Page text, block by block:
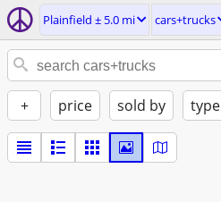
Plainfield ± 5.0 mi cars+trucks
+ price sold by type